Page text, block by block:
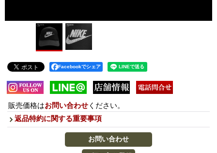
Facebookでシェア
販売価格はお問い合わせ ください。
返品特約に関する重要事項